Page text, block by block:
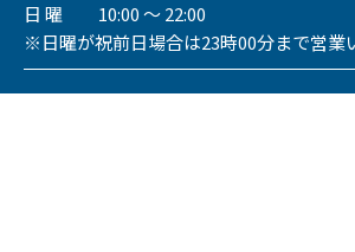
日 曜 10:00 ～ 22:00
※日曜が祝前日場合は23時00分まで営業